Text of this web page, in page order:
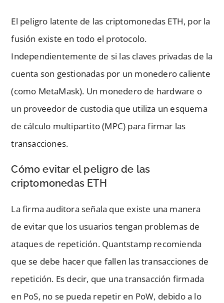
El peligro latente de las criptomonedas ETH, por la
fusión existe en todo el protocolo.
Independientemente de si las claves privadas de la
cuenta son gestionadas por un monedero caliente
(como MetaMask). Un monedero de hardware o
un proveedor de custodia que utiliza un esquema
de cálculo multipartito (MPC) para firmar las
transacciones.
Cómo evitar el peligro de las
criptomonedas ETH
La firma auditora señala que existe una manera
de evitar que los usuarios tengan problemas de
ataques de repetición. Quantstamp recomienda
que se debe hacer que fallen las transacciones de
repetición. Es decir, que una transacción firmada
en PoS, no se pueda repetir en PoW, debido a lo